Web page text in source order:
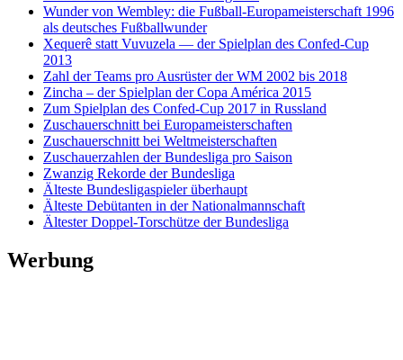
Wunder von Wembley: die Fußball-Europameisterschaft 1996
als deutsches Fußballwunder
Xequerê statt Vuvuzela — der Spielplan des Confed-Cup
2013
Zahl der Teams pro Ausrüster der WM 2002 bis 2018
Zincha – der Spielplan der Copa América 2015
Zum Spielplan des Confed-Cup 2017 in Russland
Zuschauerschnitt bei Europameisterschaften
Zuschauerschnitt bei Weltmeisterschaften
Zuschauerzahlen der Bundesliga pro Saison
Zwanzig Rekorde der Bundesliga
Älteste Bundesligaspieler überhaupt
Älteste Debütanten in der Nationalmannschaft
Ältester Doppel-Torschütze der Bundesliga
Werbung